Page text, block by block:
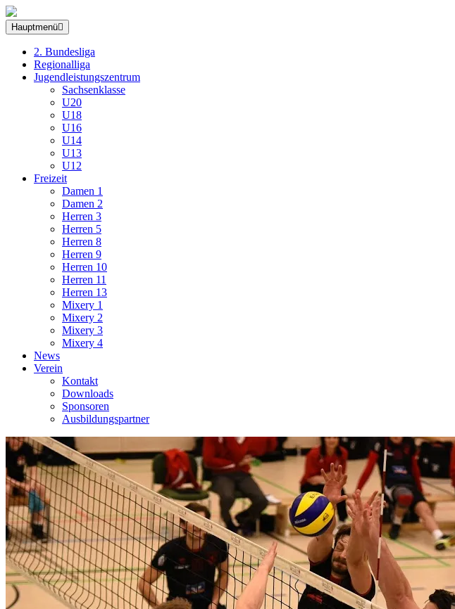
Hauptmenü
2. Bundesliga
Regionalliga
Jugendleistungszentrum
Sachsenklasse
U20
U18
U16
U14
U13
U12
Freizeit
Damen 1
Damen 2
Herren 3
Herren 5
Herren 8
Herren 9
Herren 10
Herren 11
Herren 13
Mixery 1
Mixery 2
Mixery 3
Mixery 4
News
Verein
Kontakt
Downloads
Sponsoren
Ausbildungspartner